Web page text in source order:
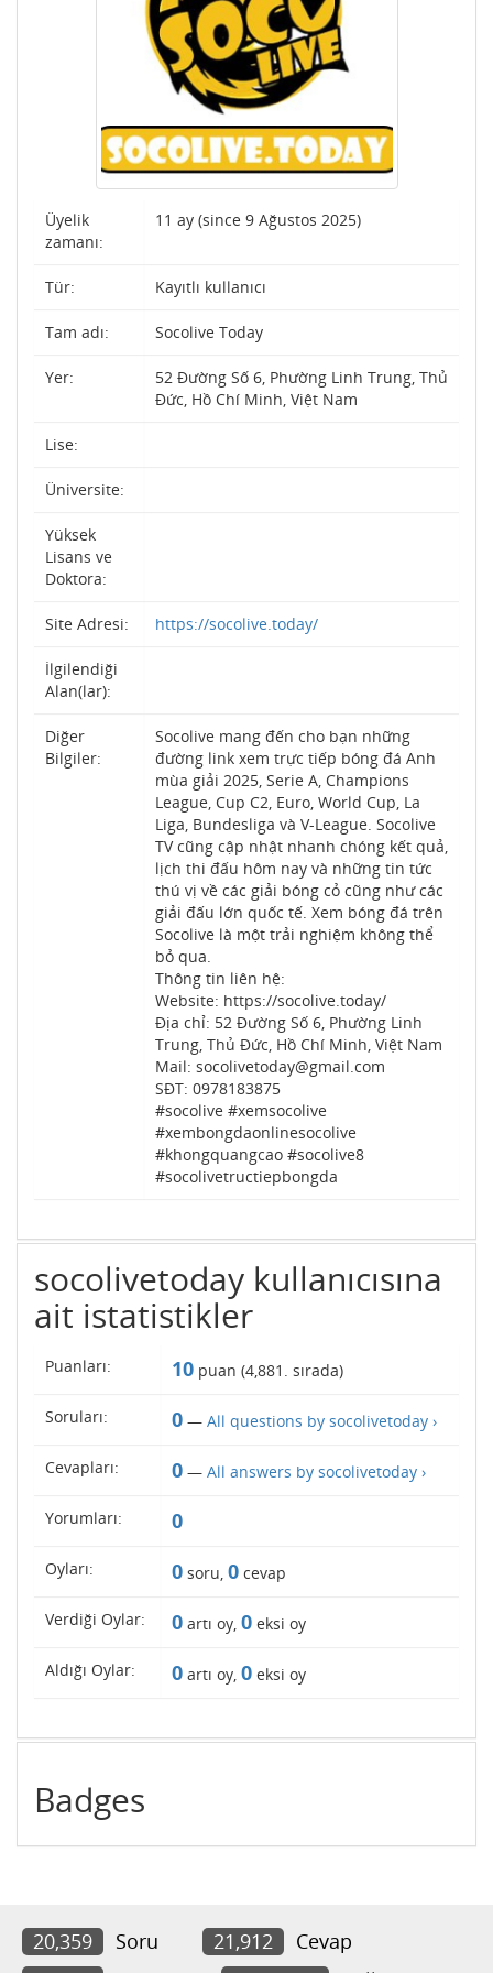
Üyelik
zamanı:
11 ay (since 9 Ağustos 2025)
Tür: Kayıtlı kullanıcı
Tam adı: Socolive Today
Yer:
52 Đường Số 6, Phường Linh Trung, Thủ
Đức, Hồ Chí Minh, Việt Nam
Lise:
Üniversite:
Yüksek
Lisans ve
Doktora:
Site Adresi: https://socolive.today/
İlgilendiği
Alan(lar):
Diğer
Bilgiler:
Socolive mang đến cho bạn những
đường link xem trực tiếp bóng đá Anh
mùa giải 2025, Serie A, Champions
League, Cup C2, Euro, World Cup, La
Liga, Bundesliga và V-League. Socolive
TV cũng cập nhật nhanh chóng kết quả,
lịch thi đấu hôm nay và những tin tức
thú vị về các giải bóng cỏ cũng như các
giải đấu lớn quốc tế. Xem bóng đá trên
Socolive là một trải nghiệm không thể
bỏ qua.
Thông tin liên hệ:
Website: https://socolive.today/
Địa chỉ: 52 Đường Số 6, Phường Linh
Trung, Thủ Đức, Hồ Chí Minh, Việt Nam
Mail: socolivetoday@gmail.com
SĐT: 0978183875
#socolive #xemsocolive
#xembongdaonlinesocolive
#khongquangcao #socolive8
#socolivetructiepbongda
socolivetoday kullanıcısına
ait istatistikler
Puanları: 10 puan (4,881 . sırada)
Soruları: 0 — All questions by socolivetoday ›
Cevapları: 0 — All answers by socolivetoday ›
Yorumları: 0
Oyları: 0 soru, 0 cevap
Verdiği Oylar: 0 artı oy, 0 eksi oy
Aldığı Oylar: 0 artı oy, 0 eksi oy
Badges
20,359 Soru 21,912
Cevap